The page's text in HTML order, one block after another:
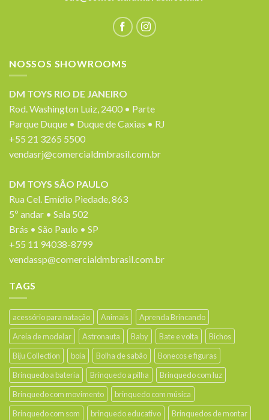
NOSSOS SHOWROOMS
DM TOYS RIO DE JANEIRO
Rod. Washington Luiz, 2400 • Parte
Parque Duque • Duque de Caxias • RJ
+55 21 3265 5500
vendasrj@comercialdmbrasil.com.br
DM TOYS SÃO PAULO
Rua Cel. Emídio Piedade, 863
5º andar • Sala 502
Brás • São Paulo • SP
+55 11 94038-8799
vendassp@comercialdmbrasil.com.br
TAGS
acessório para natação Animais
Aprenda Brincando
Areia de modelar
Astronauta Baby Bate e volta
Bichos
Biju Collection
boia Bolha de sabão
Bonecos e figuras
Brinquedo a bateria
Brinquedo a pilha
Brinquedo com luz
Brinquedo com movimento
brinquedo com música
Brinquedo com som
brinquedo educativo Brinquedos de montar